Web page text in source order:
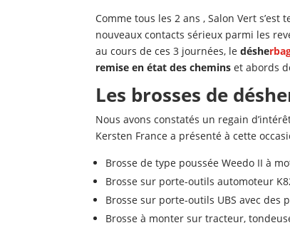
Comme tous les 2 ans , Salon Vert
nouveaux contacts sérieux parmi les
au cours de ces 3 journées, ledéshe
remise en état des chemins et abords
Les brosses de
Nous avons constatés un regain
Kersten France a présenté à cette
Brosse de type poussée Weedo II à
Brosse sur porte-outils automoteur
Brosse sur porte-outils UBS avec des
Brosse à monter sur tracteur,